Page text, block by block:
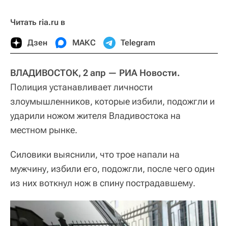
Читать ria.ru в
Дзен МАКС Telegram
ВЛАДИВОСТОК, 2 апр — РИА Новости.
Полиция устанавливает личности
злоумышленников, которые избили, подожгли и
ударили ножом жителя Владивостока на
местном рынке.
Силовики выяснили, что трое напали на
мужчину, избили его, подожгли, после чего один
из них воткнул нож в спину пострадавшему.